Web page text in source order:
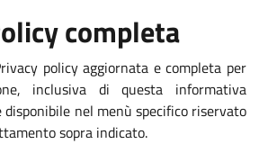
completa
policy aggiornata e completa per
inclusiva di questa informativa
disponibile nel menù specifico riservato
sopra indicato.